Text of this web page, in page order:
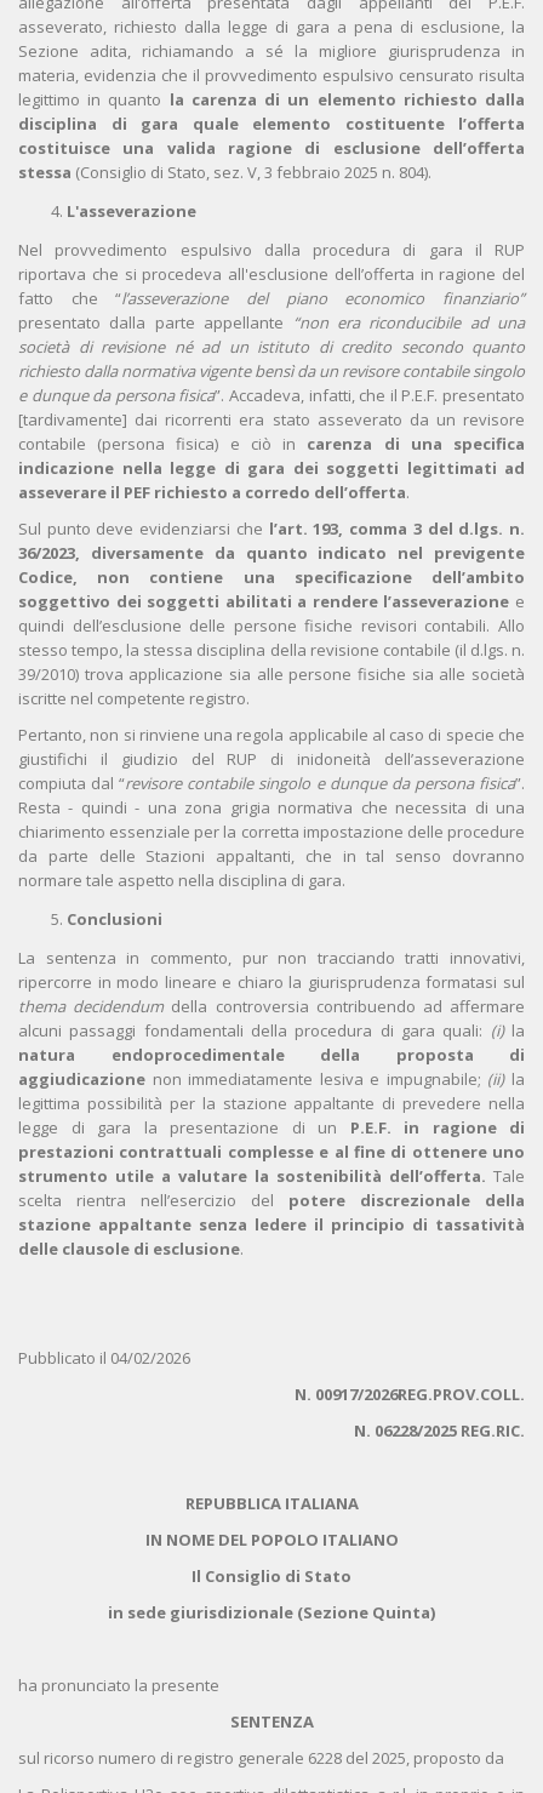
asseverato, richiesto dalla legge di gara a pena di esclusione, la
Sezione adita, richiamando a sé la migliore giurisprudenza in
materia, evidenzia che il provvedimento espulsivo censurato risulta
legittimo in quanto la carenza di un elemento richiesto dalla
disciplina di gara quale elemento costituente l’offerta
costituisce una valida ragione di esclusione dell’offerta
stessa (Consiglio di Stato, sez. V, 3 febbraio 2025 n. 804).
L'asseverazione
Nel provvedimento espulsivo dalla procedura di gara il RUP
riportava che si procedeva all'esclusione dell’offerta in ragione del
fatto che “l’asseverazione del piano economico finanziario”
presentato dalla parte appellante
“non era riconducibile ad una
società di revisione né ad un istituto di credito secondo quanto
richiesto dalla normativa vigente bensì da un revisore contabile singolo
e dunque da persona fisica”. Accadeva, infatti, che il P.E.F. presentato
[tardivamente] dai ricorrenti era stato asseverato da un revisore
contabile (persona fisica) e ciò in carenza di una specifica
indicazione nella legge di gara dei soggetti legittimati ad
asseverare il PEF richiesto a corredo dell’offerta.
Sul punto deve evidenziarsi che l’art. 193, comma 3 del d.lgs. n.
36/2023, diversamente da quanto indicato nel previgente
Codice, non contiene una specificazione dell’ambito
soggettivo dei soggetti abilitati a rendere l’asseverazione e
quindi dell’esclusione delle persone fisiche revisori contabili. Allo
stesso tempo, la stessa disciplina della revisione contabile (il d.lgs. n.
39/2010) trova applicazione sia alle persone fisiche sia alle società
iscritte nel competente registro.
Pertanto, non si rinviene una regola applicabile al caso di specie che
giustifichi il giudizio del RUP di inidoneità dell’asseverazione
compiuta dal “revisore contabile singolo e dunque da persona fisica”.
Resta - quindi - una zona grigia normativa che necessita di una
chiarimento essenziale per la corretta impostazione delle procedure
da parte delle Stazioni appaltanti, che in tal senso dovranno
normare tale aspetto nella disciplina di gara.
Conclusioni
La sentenza in commento, pur non tracciando tratti innovativi,
ripercorre in modo lineare e chiaro la giurisprudenza formatasi sul
thema decidendumdella controversia contribuendo ad affermare
alcuni passaggi fondamentali della procedura di gara quali: (i)la
natura endoprocedimentale della proposta di
aggiudicazione non immediatamente lesiva e impugnabile; (ii)la
legittima possibilità per la stazione appaltante di prevedere nella
legge di gara la presentazione di un P.E.F. in ragione di
prestazioni contrattuali complesse e al fine di ottenere uno
strumento utile a valutare la sostenibilità dell’offerta. Tale
scelta rientra nell’esercizio del potere discrezionale della
stazione appaltante senza ledere il principio di tassatività
delle clausole di esclusione.
Pubblicato il 04/02/2026
N. 00917/2026REG.PROV.COLL.
N. 06228/2025 REG.RIC.
REPUBBLICA ITALIANA
IN NOME DEL POPOLO ITALIANO
Il Consiglio di Stato
in sede giurisdizionale (Sezione Quinta)
ha pronunciato la presente
SENTENZA
sul ricorso numero di registro generale 6228 del 2025, proposto da